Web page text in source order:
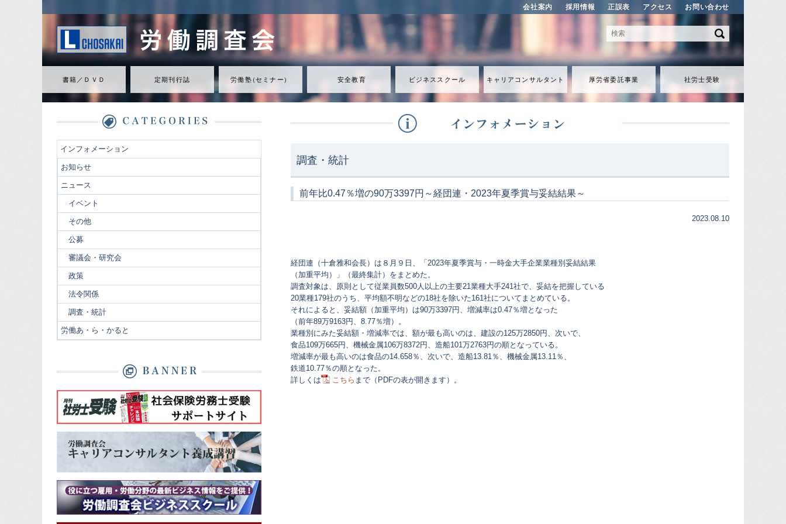
会社案内 採用情報 正誤表 アクセス お問い合わせ
書籍／ＤＶＤ 定期刊行誌 労働塾（セミナ ー ） 安全教育 ビジネススクール キャリアコンサルタント 厚労省委託事業 社労士受験
調査・統計
前年比0.47％増の90万3397円～経団連・2023年夏季賞与妥結結果～
2023.08.10
経団連（十倉雅和会長）は８月９日、「2023年夏季賞与・一時金大手企業業種別妥結結果
（加重平均）」（最終集計）をまとめた。
調査対象は、原則として従業員数500人以上の主要21業種大手241社で、妥結を把握している
20業種179社のうち、平均額不明などの18社を除いた161社についてまとめている。
それによると、妥結額（加重平均）は90万3397円、増減率は0.47％増となった
（前年89万9163円、8.77％増）。
業種別にみた妥結額・増減率では、額が最も高いのは、建設の125万2850円、次いで、
食品109万665円、機械金属106万8372円、造船101万2763円の順となっている。
増減率が最も高いのは食品の14.658％、次いで、造船13.81％、機械金属13.11％、
鉄道10.77％の順となった。
詳しくは
こちら まで（PDFの表が開きます）。
インフォメーション
お知らせ
ニュース
イベント
その他
公募
審議会・研究会
政策
法令関係
調査・統計
労働あ・ら・かると